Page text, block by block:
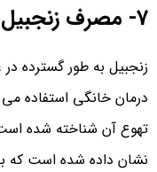
7- مصرف زنجبیل در مواد غذایی
زنجبیل به طور گسترده
درمان خانگی استفاده
تهوع آن شناخته شده
نشان داده شده است که